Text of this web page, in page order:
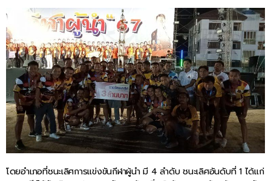
โดยอำเภอที่ชนะเลิศการแข่งขันกีฬาผู้นำ มี 4 ลำดับ ชนะเลิศอันดับที่ 1 ได้แก่